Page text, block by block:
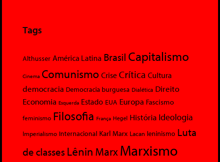
Tags
Althusser América Latina Brasil Capitalismo
Cinema Comunismo Crise Crítica Cultura
democracia Democracia burguesa Dialética Direito
Economia Esquerda Estado EUA Europa Fascismo
feminismo Filosofia França Hegel História Ideologia
Imperialismo Internacional Karl Marx Lacan leninismo Luta
de classesLênin MarxMarxismo